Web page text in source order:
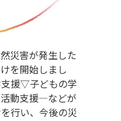
災害が発生した
を開始しまし
支援▽子どもの学
動支援―などが
行い、今後の災